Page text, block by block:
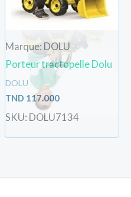
Marque: DOLU
Porteur tractopelle Dolu
DOLU
TND 117.000
SKU: DOLU7134